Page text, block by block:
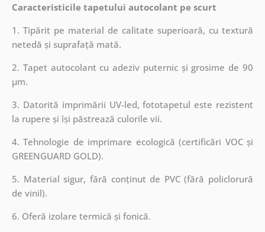
Caracteristicile tapetului autocolant pe scurt
1. Tipărit pe material de calitate superioară, cu textură
netedă și suprafață mată.
2. Tapet autocolant cu adeziv puternic și grosime de 90
µm.
3. Datorită imprimării UV-led, fototapetul este rezistent
la rupere și își păstrează culorile vii.
4. Tehnologie de imprimare ecologică (certificări VOC și
GREENGUARD GOLD).
5. Material sigur, fără conținut de PVC (fără policlorură
de vinil).
6. Oferă izolare termică și fonică.